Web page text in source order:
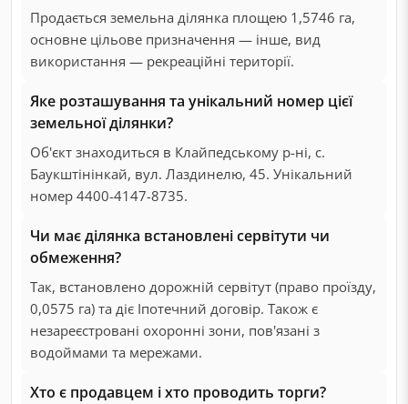
Продається земельна ділянка площею 1,5746 га,
основне цільове призначення — інше, вид
використання — рекреаційні території.
Яке розташування та унікальний номер цієї
земельної ділянки?
Об'єкт знаходиться в Клайпедському р-ні, с.
Баукштінінкай, вул. Лаздинелю, 45. Унікальний
номер 4400-4147-8735.
Чи має ділянка встановлені сервітути чи
обмеження?
Так, встановлено дорожній сервітут (право проїзду,
0,0575 га) та діє Іпотечний договір. Також є
незареєстровані охоронні зони, пов'язані з
водоймами та мережами.
Хто є продавцем і хто проводить торги?